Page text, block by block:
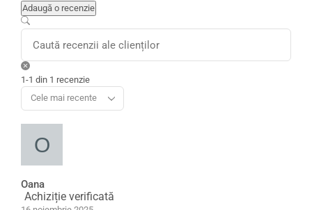
Adaugă o recenzie
1-1 din 1 recenzie
Oana
Achiziție verificată